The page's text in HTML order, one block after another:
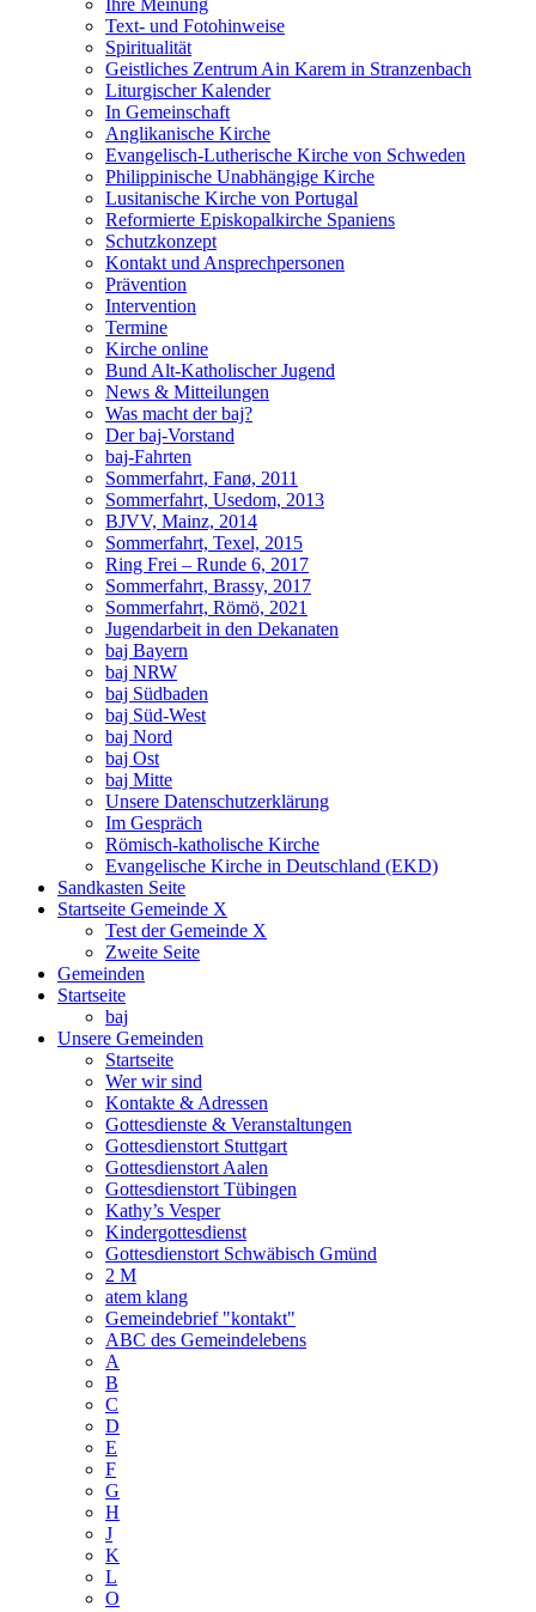
Text- und Fotohinweise
Spiritualität
Geistliches Zentrum Ain Karem in Stranzenbach
Liturgischer Kalender
In Gemeinschaft
Anglikanische Kirche
Evangelisch-Lutherische Kirche von Schweden
Philippinische Unabhängige Kirche
Lusitanische Kirche von Portugal
Reformierte Episkopalkirche Spaniens
Schutzkonzept
Kontakt und Ansprechpersonen
Prävention
Intervention
Termine
Kirche online
Bund Alt-Katholischer Jugend
News & Mitteilungen
Was macht der baj?
Der baj-Vorstand
baj-Fahrten
Sommerfahrt, Fanø, 2011
Sommerfahrt, Usedom, 2013
BJVV, Mainz, 2014
Sommerfahrt, Texel, 2015
Ring Frei – Runde 6, 2017
Sommerfahrt, Brassy, 2017
Sommerfahrt, Römö, 2021
Jugendarbeit in den Dekanaten
baj Bayern
baj NRW
baj Südbaden
baj Süd-West
baj Nord
baj Ost
baj Mitte
Unsere Datenschutzerklärung
Im Gespräch
Römisch-katholische Kirche
Evangelische Kirche in Deutschland (EKD)
Sandkasten Seite
Startseite Gemeinde X
Test der Gemeinde X
Zweite Seite
Gemeinden
Startseite
baj
Unsere Gemeinden
Startseite
Wer wir sind
Kontakte & Adressen
Gottesdienste & Veranstaltungen
Gottesdienstort Stuttgart
Gottesdienstort Aalen
Gottesdienstort Tübingen
Kathy’s Vesper
Kindergottesdienst
Gottesdienstort Schwäbisch Gmünd
2 M
atem klang
Gemeindebrief "kontakt"
ABC des Gemeindelebens
A
B
C
D
E
F
G
H
J
K
L
O